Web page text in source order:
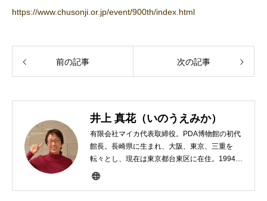
https://www.chusonji.or.jp/event/900th/index.html
前の記事 次の記事
井上 真花（いのうえみか）
有限会社マイカ代表取締役。PDA博物館の初代
館長。長崎県に生まれ、大阪、東京、三重を
転々とし、現在は東京都台東区に在住。1994年
にHP100LXと出会ったのをきかっけに、フリ